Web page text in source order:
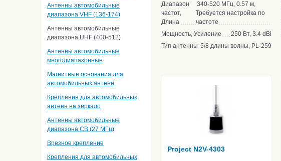
Антенны автомобильные
диапазона VHF (136-174)
Антенны автомобильные
диапазона UHF (400-512)
Антенны автомобильные
многодиапазонные
Магнитные основания для
автомобильных антенн
Крепления для автомобильных
антенн на зеркало
Антенны автомобильные
диапазона CB (27 МГц)
Врезное крепление
Крепления для автомобильных
Диапазон
частот,
Длина
340-520 МГц, 0.57 м,
Требуется настройка по
частоте
Мощность, Усиление
250 Вт, 3.4 dBi
Тип антенны 5/8 длины волны, PL-259
Project N2V-4303